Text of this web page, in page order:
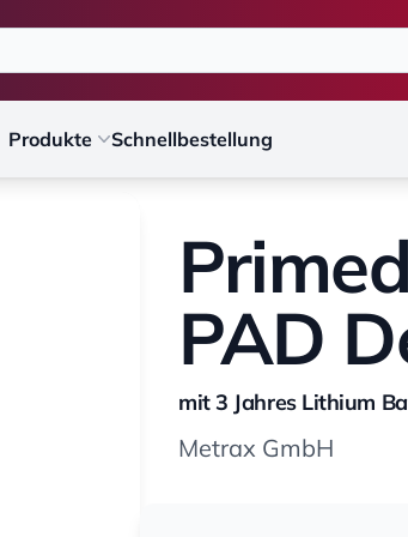
Produkte Schnellbestellung
PAD
mit 3 Jahres Lithium
Metrax GmbH